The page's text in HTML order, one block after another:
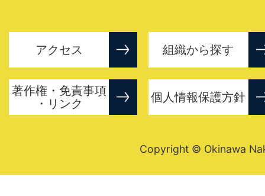
アクセス 組織から探す
著作権・免責事項
・リンク
個人情報保護方針
Copyright © Okinawa